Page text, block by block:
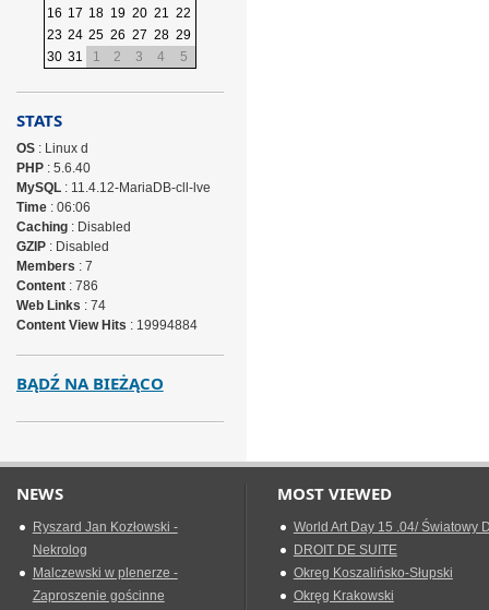
16 17 18 19 20 21 22
23 24 25 26 27 28 29
30 31 1 2 3 4 5
STATS
OS: Linux d
PHP: 5.6.40
MySQL: 11.4.12-MariaDB-cll-lve
Time: 06:06
Caching: Disabled
GZIP: Disabled
Members : 7
Content: 786
Web Links : 74
Content View Hits : 19994884
BĄDŹ NA BIEŻĄCO
NEWS
Ryszard Jan Kozłowski -
Nekrolog
Malczewski w plenerze -
Zaproszenie gościnne
MOST VIEWED
World Art Day 15 .04/ Światowy
DROIT DE SUITE
Okreg Koszalińsko-Słupski
Okręg Krakowski